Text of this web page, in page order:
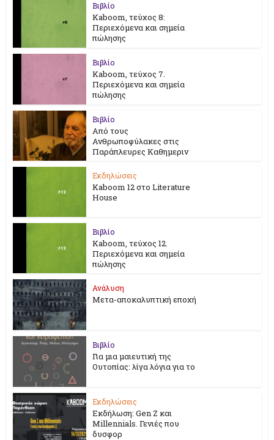
Βιβλίο
Kaboom, τεύχος 8:
Περιεχόμενα και σημεία
πώλησης
Βιβλίο
Kaboom, τεύχος 7.
Περιεχόμενα και σημεία
πώλησης
Βιβλίο
Από τους
Ανθρωποφύλακες στις
Παράπλευρες Καθημεριν
Εκδηλώσεις
Kaboom 12 στο Literature
House
Βιβλίο
Kaboom, τεύχος 12.
Περιεχόμενα και σημεία
πώλησης
Ανάλυση
Μετα-αποκαλυπτική εποχή
Βιβλίο
Για μια μαιευτική της
Ουτοπίας: λίγα λόγια για το
Εκδηλώσεις
Εκδήλωση: Gen Z και
Millennials. Γενιές που
δυσφορ